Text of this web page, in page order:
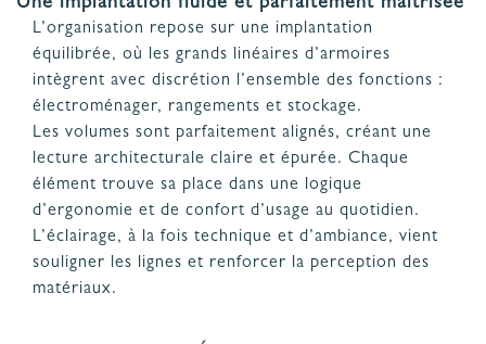
Une implantation fluide et parfaitement maîtrisée
L’organisation repose sur une implantation
équilibrée, où les grands linéaires d’armoires
intègrent avec discrétion l’ensemble des fonctions :
électroménager, rangements et stockage.
Les volumes sont parfaitement alignés, créant une
lecture architecturale claire et épurée. Chaque
élément trouve sa place dans une logique
d’ergonomie et de confort d’usage au quotidien.
L’éclairage, à la fois technique et d’ambiance, vient
souligner les lignes et renforcer la perception des
matériaux.